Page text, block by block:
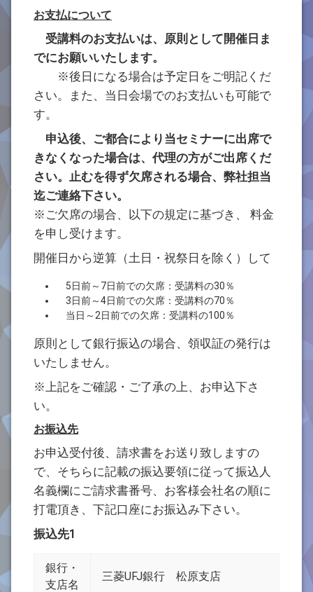
お支払について
受講料のお支払いは、原則として開催日ま
でにお願いいたします。
※後日になる場合は予定日をご明記くだ
さい。また、当日会場でのお支払いも可能で
す。
申込後、ご都合により当セミナーに出席で
きなくなった場合は、代理の方がご出席くだ
さい。 止むを得ず欠席される場合、弊社担当
迄ご連絡下さい。
※ご欠席の場合、以下の規定に基づき、 料金
を申し受けます。
開催日から逆算（土日・祝祭日を除く）して
5日前～7日前での欠席：受講料の30％
3日前～4日前での欠席：受講料の70％
当日～2日前での欠席：受講料の100％
原則として銀行振込の場合、領収証の発行は
いたしません。
※上記をご確認・ご了承の上、お申込下さ
い。
お振込先
お申込受付後、請求書をお送り致しますの
で、そちらに記載の振込要領に従って振込人
名義欄にご請求書番号、お客様会社名の順に
打電頂き、下記口座にお振込み下さい。
振込先1
銀行・
支店名
三菱UFJ銀行 松原支店